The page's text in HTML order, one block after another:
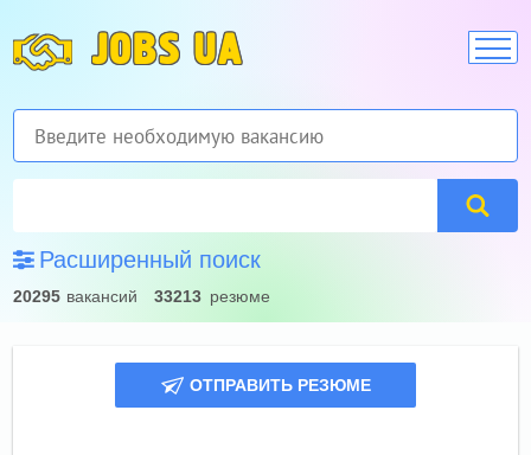
JOBS UA
Расширенный поиск
20295 вакансий 33213 резюме
ОТПРАВИТЬ РЕЗЮМЕ